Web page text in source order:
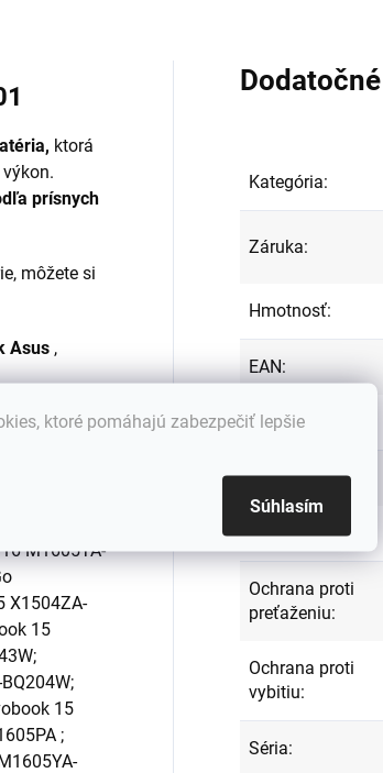
ktoré pomáhajú zabezpečiť lepšie
Súhlasím
ktorá
prísnych
môžete si
Asus ,
Go
M1605YA-
X1504ZA-
15
15
;
Kategória:
Záruka:
Hmotnosť:
EAN:
Farba:
Kapacita:
Napätie:
Ochrana proti
preťaženiu:
Ochrana proti
vybitiu:
Séria: